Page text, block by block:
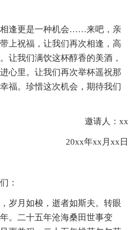
逢更是一种机会……来吧，亲
上祝福，让我们再次相逢，高
让我们满饮这杯醇香的美酒，
心里。让我们再次举杯遥祝那
福。珍惜这次机会，期待我们
邀请人：xx
20xx年xx月xx日
：
月如梭，逝者如斯夫。转眼
。二十五年沧海桑田世事变